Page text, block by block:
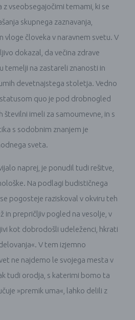
z vseobsegajočimi temami, ki se
skupnega zaznavanja,
vloge človeka v naravnem svetu. V
dokazal, da večina zdrave
temelji na zastareli znanosti in
devetnajstega stoletja. Vedno
quo je pod drobnogled
številni imeli za samoumevne, in s
s sodobnim znanjem je
sveta.
naprej, je ponudil tudi rešitve,
Na podlagi budističnega
pogosteje raziskoval v okviru teh
in prepričljiv pogled na vesolje, v
kot dobrodošli udeleženci, hkrati
V tem izjemno
ne najdemo le svojega mesta v
tudi orodja, s katerimi bomo ta
»premik uma«, lahko delili z